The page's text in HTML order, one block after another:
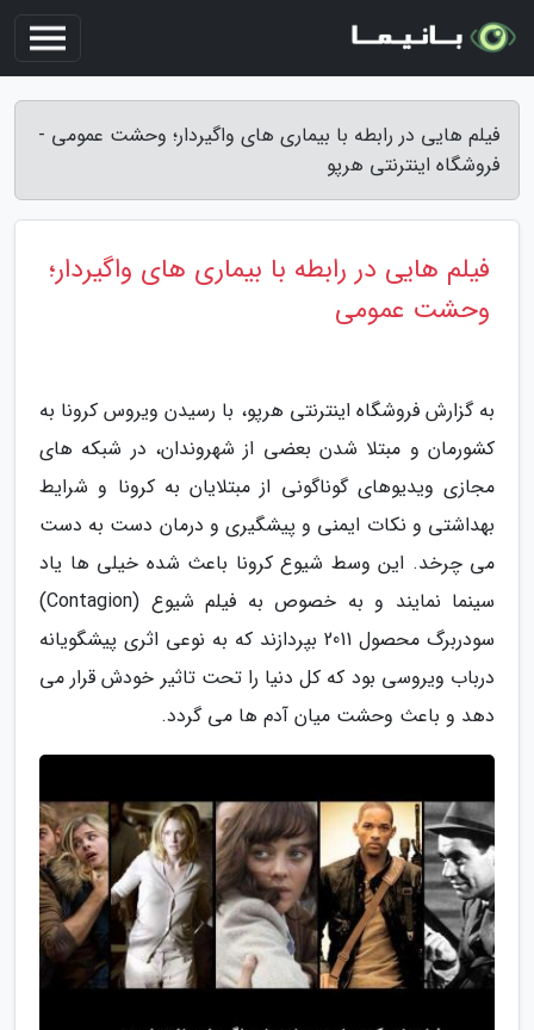
فیلم هایی در رابطه با بیماری های واگیردار؛ وحشت عمومی -
فروشگاه اینترنتی هرپو
فیلم هایی در رابطه با بیماری های واگیردار؛
وحشت عمومی
به گزارش فروشگاه اینترنتی هرپو، با رسیدن ویروس کرونا به
کشورمان و مبتلا شدن بعضی از شهروندان، در شبکه های
مجازی ویدیوهای گوناگونی از مبتلایان به کرونا و شرایط
بهداشتی و نکات ایمنی و پیشگیری و درمان دست به دست
می چرخد. این وسط شیوع کرونا باعث شده خیلی ها یاد
سینما نمایند و به خصوص به فیلم شیوع (Contagion)
سودربرگ محصول 2011 بپردازند که به نوعی اثری پیشگویانه
درباب ویروسی بود که کل دنیا را تحت تاثیر خودش قرار می
دهد و باعث وحشت میان آدم ها می گردد.